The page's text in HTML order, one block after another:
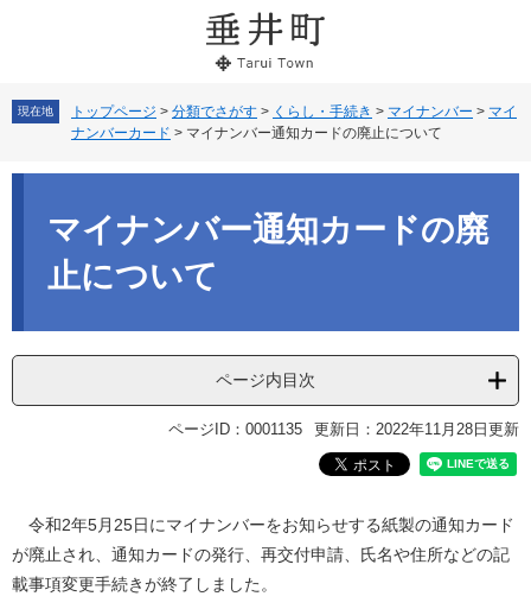
現在地 トップページ > 分類でさがす > くらし・手続き > マイナンバー > マイ
ナンバーカード > マイナンバー通知カードの廃止について
マイナンバー通知カードの廃
止について
ページ内目次
ページID：0001135 更新日：2022年11月28日更新
令和2年5月25日にマイナンバーをお知らせする紙製の通知カード
が廃止され、通知カードの発行、再交付申請、氏名や住所などの記
載事項変更手続きが終了しました。